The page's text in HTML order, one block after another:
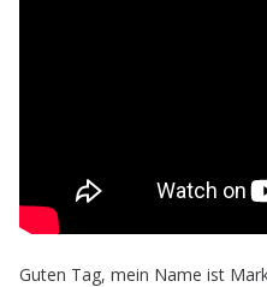
Guten Tag, mein Name ist